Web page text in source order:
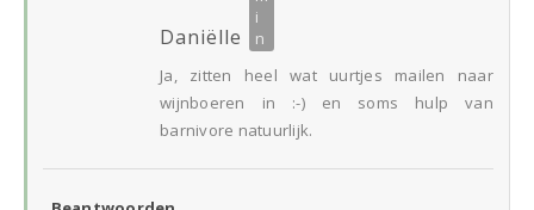
Daniëlle
Ja, zitten heel wat uurtjes mailen naar
wijnboeren in :-) en soms hulp van
barnivore natuurlijk.